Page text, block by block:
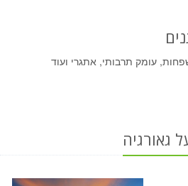
עומק תרבותי, אתגרי ועוד
גאורגיה